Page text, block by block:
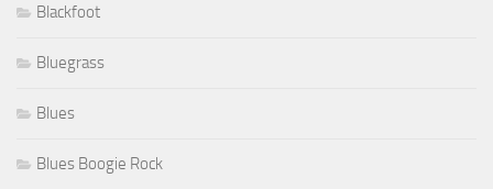
Blackfoot
Bluegrass
Blues
Blues Boogie Rock